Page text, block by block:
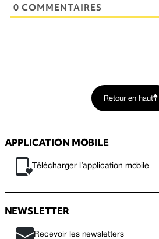
0 COMMENTAIRES
Retour en haut
APPLICATION MOBILE
Télécharger l’application mobile
NEWSLETTER
Recevoir les newsletters